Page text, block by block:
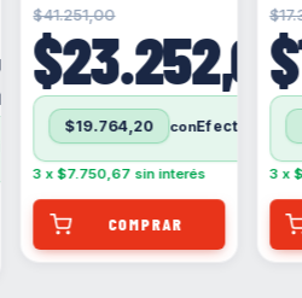
$23.252,00
$41.251,00
$19.764,20 con
3 x$7.750,67 sin interés 3 x